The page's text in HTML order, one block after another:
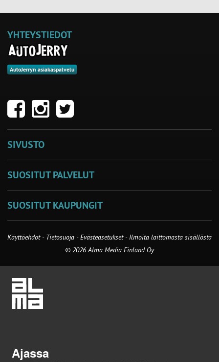
YHTEYSTIEDOT
AutoJerryn asiakaspalvelu
SIVUSTO
SUOSITUT PALVELUT
SUOSITUT KAUPUNGIT
Käyttöehdot - Tietosuoja -Evästeasetukset- Ilmoita laittomasta sisällöstä
© 2026 Alma Media Finland Oy